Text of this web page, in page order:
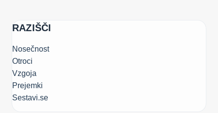
RAZIŠČI
Nosečnost
Otroci
Vzgoja
Prejemki
Sestavi.se